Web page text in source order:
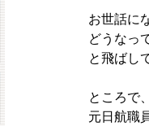
お世話に
どうなっ
と飛ばし
ところで
元日航職